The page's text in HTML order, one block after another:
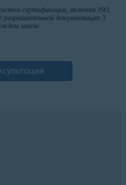
сертификации, включая ISO,
документации 3
этапе